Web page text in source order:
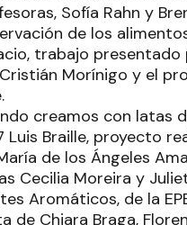
Sofía Rahn y
de los
trabajo presentado
Morínigo y el
creamos con latas
7 Luis Braille, proyecto
de los Ángeles
Cecilia Moreira y
Aromáticos, de la
de Chiara Braga,